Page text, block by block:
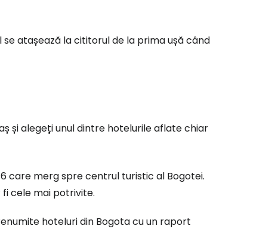
atașează la cititorul de la prima ușă când
și alegeți unul dintre hotelurile aflate chiar
care merg spre centrul turistic al Bogotei.
fi cele mai potrivite.
hoteluri din Bogota cu un raport